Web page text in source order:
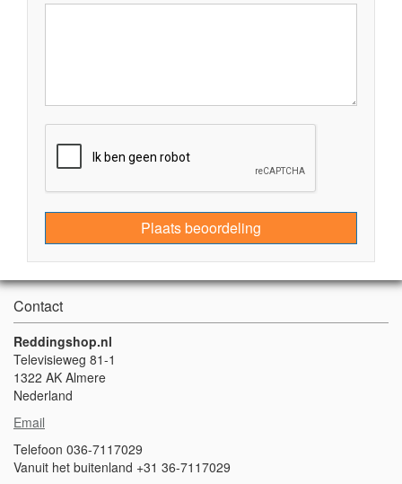
Plaats beoordeling
Contact
Reddingshop.nl
Televisieweg 81-1
1322 AK Almere
Nederland
Email
Telefoon 036-7117029
Vanuit het buitenland +31 36-7117029